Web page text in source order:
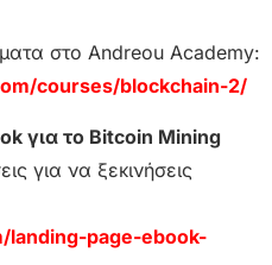
στο Andreou Academy:
courses/blockchain-2/
για το Bitcoin Mining
για να ξεκινήσεις
page-ebook-